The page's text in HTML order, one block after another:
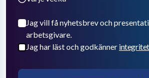
Jag vill få nyhetsbrev och
arbetsgivare.
Jag har läst och godkänner